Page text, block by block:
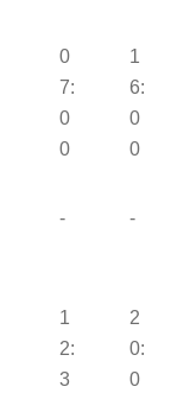
0
7:
0
0
1
6:
0
0
- -
1
2:
3
2
0:
0